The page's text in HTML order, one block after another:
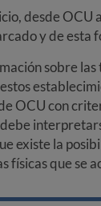
desde OCU
y de esta
sobre
OCU con
existe la
físicas que se